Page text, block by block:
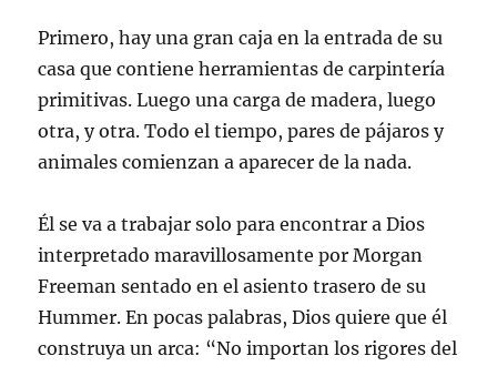
Primero, hay una gran caja en la entrada de su
casa que contiene herramientas de carpintería
primitivas. Luego una carga de madera, luego
otra, y otra. Todo el tiempo, pares de pájaros y
animales comienzan a aparecer de la nada.
Él se va a trabajar solo para encontrar a Dios
interpretado maravillosamente por Morgan
Freeman sentado en el asiento trasero de su
Hummer. En pocas palabras, Dios quiere que él
construya un arca: “No importan los rigores del